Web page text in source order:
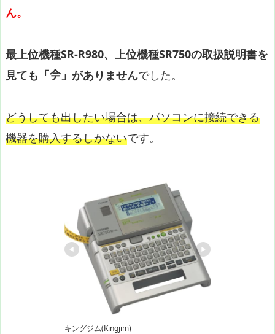
ん。
最上位機種SR-R980、上位機種SR750の取扱説明書を
見ても「𫝆」がありませんでした。
どうしても出したい場合は、パソコンに接続できる
機器を購入するしかないです。
キングジム(Kingjim)